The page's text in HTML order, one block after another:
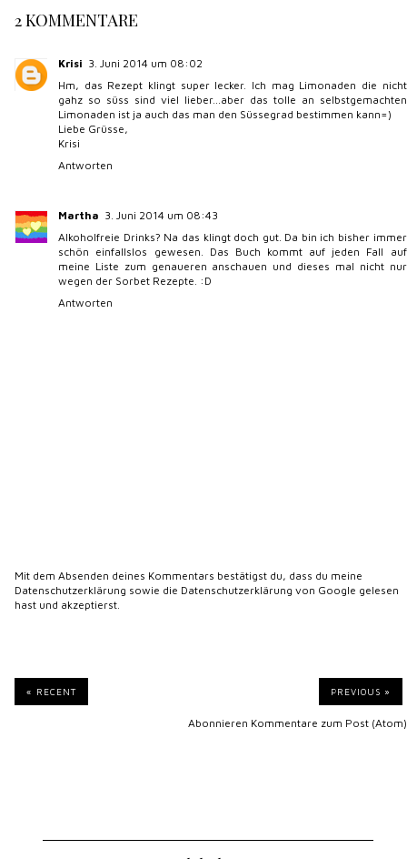
2 KOMMENTARE
Krisi 3. Juni 2014 um 08:02
Hm, das Rezept klingt super lecker. Ich mag Limonaden die nicht
gahz so süss sind viel lieber...aber das tolle an selbstgemachten
Limonaden ist ja auch das man den Süssegrad bestimmen kann=)
Liebe Grüsse,
Krisi
Antworten
Martha 3. Juni 2014 um 08:43
Alkoholfreie Drinks? Na das klingt doch gut. Da bin ich bisher immer
schön einfallslos gewesen. Das Buch kommt auf jeden Fall auf
meine Liste zum genaueren anschauen und dieses mal nicht nur
wegen der Sorbet Rezepte. :D
Antworten
Mit dem Absenden deines Kommentars bestätigst du, dass du meine
Datenschutzerklärung sowie die Datenschutzerklärung von Google gelesen
hast und akzeptierst.
« RECENT PREVIOUS »
Abonnieren Kommentare zum Post (Atom)